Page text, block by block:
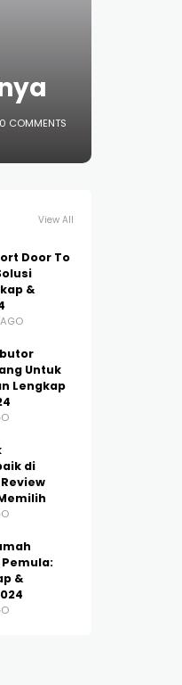
0 COMMENTS
View All
Door To
&
Untuk
Lengkap
di
&